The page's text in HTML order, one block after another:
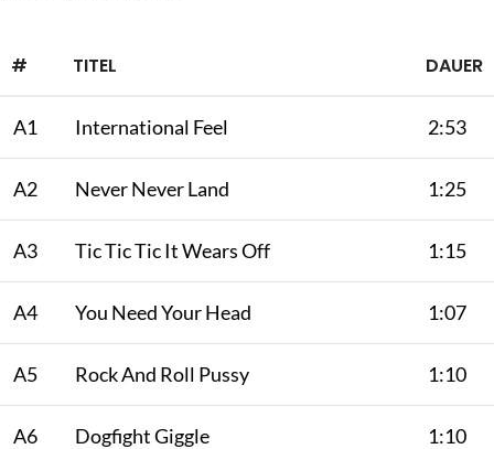
# TITEL DAUER
A1 International Feel 2:53
A2 Never Never Land 1:25
A3 Tic Tic Tic It Wears Off 1:15
A4 You Need Your Head 1:07
A5 Rock And Roll Pussy 1:10
A6 Dogfight Giggle 1:10